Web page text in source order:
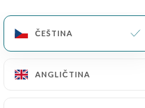
ČEŠTINA
ANGLIČTINA
ČEŠTINA
ANGLIČTINA